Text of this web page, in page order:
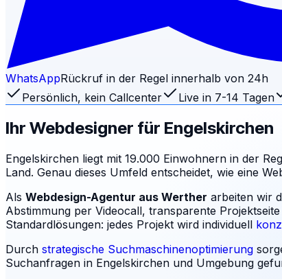
WhatsAppRückruf in der Regel innerhalb von 24h
Persönlich, kein Callcenter
Live in 7-14 Tagen
Ihr Webdesigner für Engelskirchen
Engelskirchen liegt mit 19.000 Einwohnern in der
Land. Genau dieses Umfeld entscheidet, wie eine
Als Webdesign-Agentur aus Werther arbeiten wir
Abstimmung per Videocall, transparente
Standardlösungen: jedes Projekt wird individuell
Durch strategische Suchmaschinenoptimierung
Suchanfragen in Engelskirchen und Umgebung